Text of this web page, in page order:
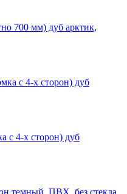
700 мм) дуб арктик,
с 4-х сторон) дуб